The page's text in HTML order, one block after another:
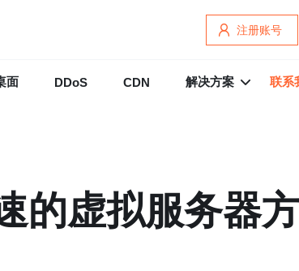
注册账号
面 DDoS CDN 解决方案 联系
的虚拟服务器